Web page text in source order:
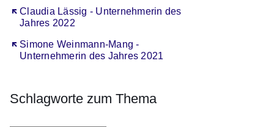
Claudia Lässig - Unternehmerin des
Jahres 2022
Öffnet sich in einem neuen Fenster
Simone Weinmann-Mang -
Unternehmerin des Jahres 2021
Öffnet sich in einem neuen Fenster
Schlagworte zum Thema